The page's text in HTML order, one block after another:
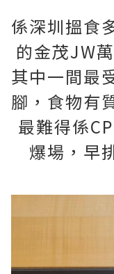
係深圳搵食
的金茂JW
其中一間最
腳，食物有
最難得係
爆場，早